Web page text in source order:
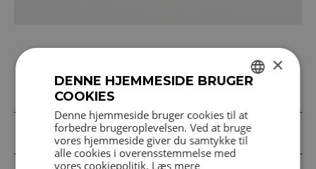
Mexico City, værkstedsfællesskab og
subkulturer
Groteske og vanhelligende modificeringer
ENGLISH
×
DENNE HJEMMESIDE BRUGER
COOKIES
Denne hjemmeside bruger cookies til at
forbedre brugeroplevelsen. Ved at bruge
vores hjemmeside giver du samtykke til
alle cookies i overensstemmelse med
vores cookiepolitik. Læs mere